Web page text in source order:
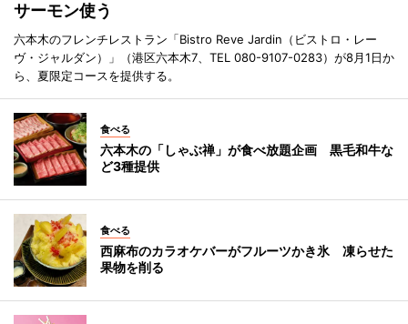
サーモン使う
六本木のフレンチレストラン「Bistro Reve Jardin（ビストロ・レー
ヴ・ジャルダン）」（港区六本木7、TEL 080-9107-0283）が8月1日か
ら、夏限定コースを提供する。
食べる
六本木の「しゃぶ禅」が食べ放題企画 黒毛和牛な
ど3種提供
食べる
西麻布のカラオケバーがフルーツかき氷 凍らせた
果物を削る